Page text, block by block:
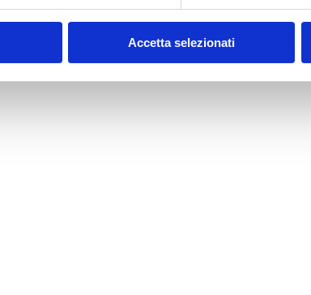
Accetta selezionati